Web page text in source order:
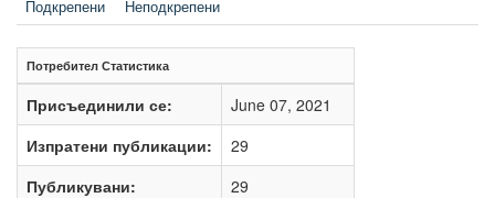
Подкрепени
Неподкрепени
Потребител Статистика
Присъединили се:
June 07, 2021
Изпратени публикации:
29
Публикувани:
29